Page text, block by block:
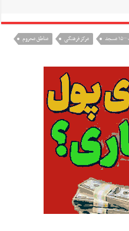
مرکز فرهنگی مناطق محروم